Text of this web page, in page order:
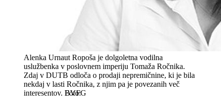
Alenka Urnaut Ropoša je dolgoletna vodilna
uslužbenka v poslovnem imperiju Tomaža Ročnika.
Zdaj v DUTB odloča o prodaji nepremičnine, ki je bila
nekdaj v lasti Ročnika, z njim pa je povezanih več
interesentov. BVFG